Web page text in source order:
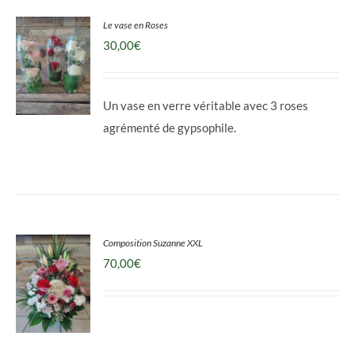
Le vase en Roses
30,00€
Un vase en verre véritable avec 3 roses
agrémenté de gypsophile.
Composition Suzanne XXL
70,00€